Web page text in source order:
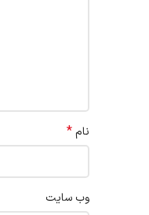
نام*
وب‌ سایت